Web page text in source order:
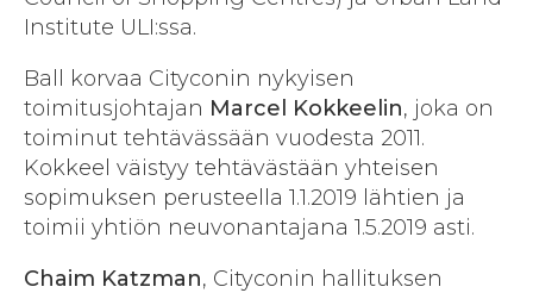
Institute ULI:ssa.
Ball korvaa Cityconin nykyisen
toimitusjohtajan Marcel Kokkeelin, joka on
toiminut tehtävässään vuodesta 2011.
Kokkeel väistyy tehtävästään yhteisen
sopimuksen perusteella 1.1.2019 lähtien ja
toimii yhtiön neuvonantajana 1.5.2019 asti.
Chaim Katzman, Cityconin hallituksen